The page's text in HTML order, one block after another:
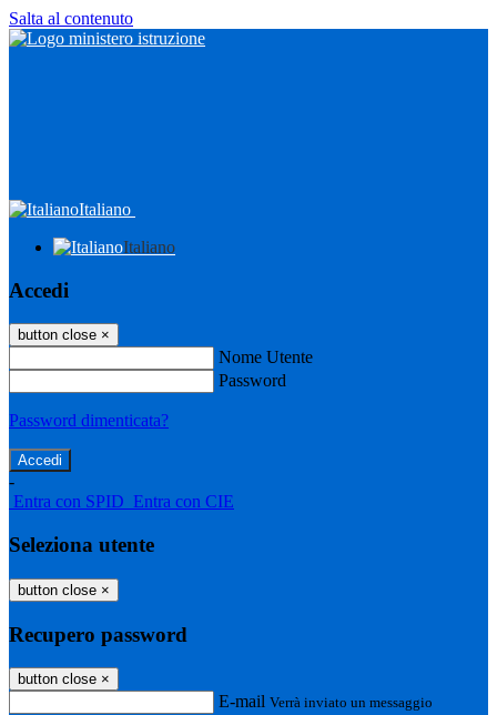
Salta al contenuto
Italiano
Italiano
Accedi
button close ×
Nome Utente
Password
Password dimenticata?
-
Entra con SPID Entra con CIE
Seleziona utente
button close ×
Recupero password
button close ×
E-mail Verrà inviato un messaggio